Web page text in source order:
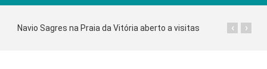
Navio Sagres na Praia da Vitória aberto a visitas ›
‹